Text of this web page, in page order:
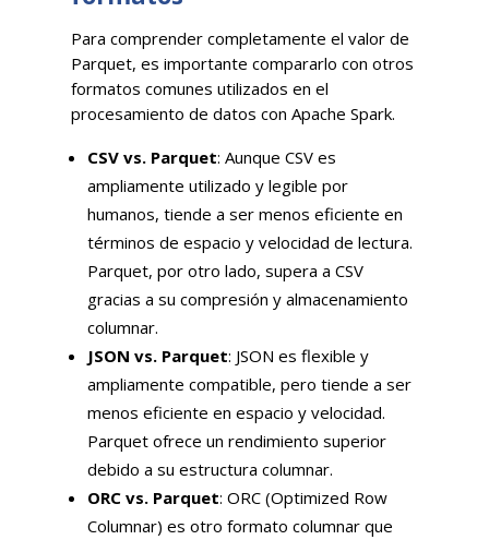
Para comprender completamente el valor de
Parquet, es importante compararlo con otros
formatos comunes utilizados en el
procesamiento de datos con Apache Spark.
CSV vs. Parquet: Aunque CSV es
ampliamente utilizado y legible por
humanos, tiende a ser menos eficiente en
términos de espacio y velocidad de lectura.
Parquet, por otro lado, supera a CSV
gracias a su compresión y almacenamiento
columnar.
JSON vs. Parquet: JSON es flexible y
ampliamente compatible, pero tiende a ser
menos eficiente en espacio y velocidad.
Parquet ofrece un rendimiento superior
debido a su estructura columnar.
ORC vs. Parquet: ORC (Optimized Row
Columnar) es otro formato columnar que